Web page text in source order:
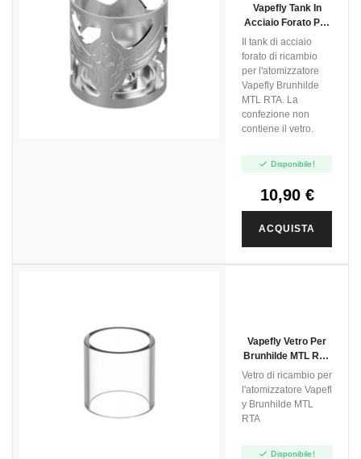
Vapefly Tank In
Acciaio Forato Per
Brunhilde MTL RTA
- 1pz
Il tank di acciaio
forato di ricambio
per l'atomizzatore
Vapefly Brunhilde
MTL RTA. La
confezione non
contiene il vetro.
 Disponibile!
10,90 €
ACQUISTA
Vapefly Vetro Per
Brunhilde MTL RTA
- 5ml
Vetro di ricambio per
l'atomizzatore Vapefl
y Brunhilde MTL
RTA
 Disponibile!